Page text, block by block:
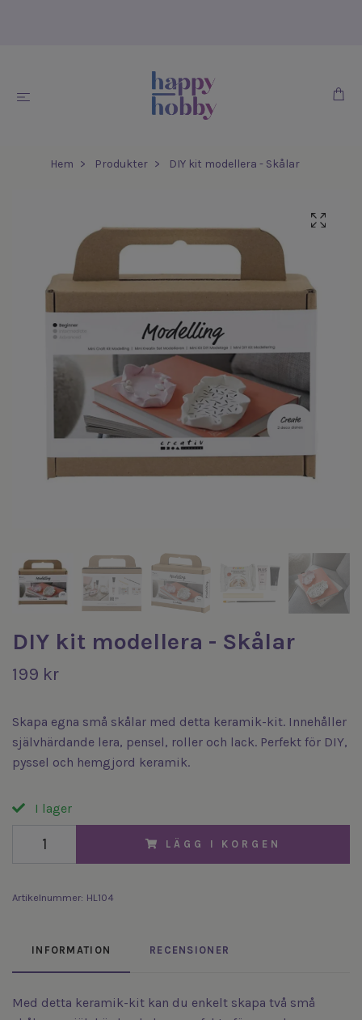
Hem Produkter DIY kit modellera - Skålar
DIY kit modellera - Skålar
199 kr
Skapa egna små skålar med detta keramik-kit. Innehåller
självhärdande lera, pensel, roller och lack. Perfekt för DIY,
pyssel och hemgjord keramik.
I lager
LÄGG I KORGEN
Artikelnummer: HL104
INFORMATION RECENSIONER
Med detta keramik-kit kan du enkelt skapa två små